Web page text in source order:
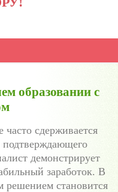
образовании с
сдерживается
демонстрирует
заработок. В
решением становится